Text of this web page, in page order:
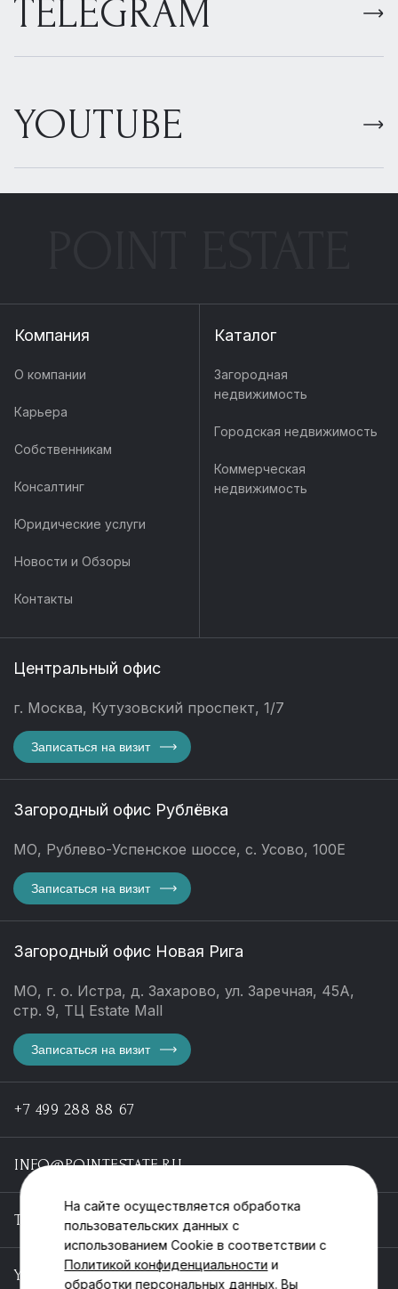
TELEGRAM
YOUTUBE
Компания
О компании
Карьера
Собственникам
Консалтинг
Юридические услуги
Новости и Обзоры
Контакты
Каталог
Загородная
недвижимость
Городская недвижимость
Коммерческая
недвижимость
Центральный офис
г. Москва, Кутузовский проспект, 1/7
Записаться на визит
Загородный офис Рублёвка
МО, Рублево-Успенское шоссе, с. Усово, 100Е
Записаться на визит
Загородный офис Новая Рига
МО, г. о. Истра, д. Захарово, ул. Заречная, 45А,
стр. 9, ТЦ Estate Mall
Записаться на визит
+7 499 288 88 67
INFO@POINTESTATE.RU
TELEGRAM
YOUTUBE
На сайте осуществляется обработка
пользовательских данных с
использованием Cookie в соответствии с
Политикой конфиденциальности и
обработки персональных данных. Вы